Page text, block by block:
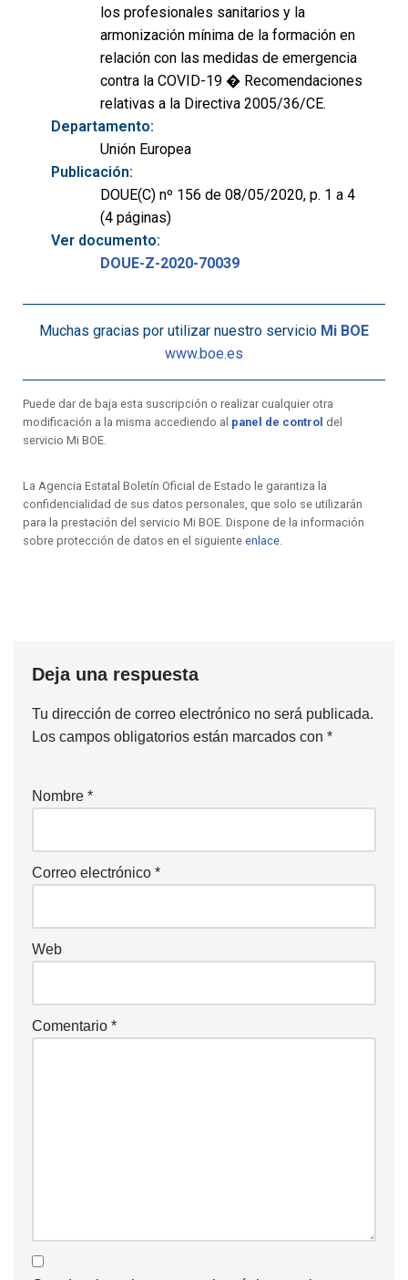
los profesionales sanitarios y la
armonización mínima de la formación en
relación con las medidas de emergencia
contra la COVID-19 � Recomendaciones
relativas a la Directiva 2005/36/CE.
Departamento:
Unión Europea
Publicación:
DOUE(C) nº 156 de 08/05/2020, p. 1 a 4
(4 páginas)
Ver documento:
DOUE-Z-2020-70039
Muchas gracias por utilizar nuestro servicio Mi BOE
www.boe.es
Puede dar de baja esta suscripción o realizar cualquier otra
modificación a la misma accediendo al panel de control del
servicio Mi BOE.
La Agencia Estatal Boletín Oficial de Estado le garantiza la
confidencialidad de sus datos personales, que solo se utilizarán
para la prestación del servicio Mi BOE. Dispone de la información
sobre protección de datos en el siguiente enlace.
Deja una respuesta
Tu dirección de correo electrónico no será publicada.
Los campos obligatorios están marcados con *
Nombre *
Correo electrónico *
Web
Comentario *